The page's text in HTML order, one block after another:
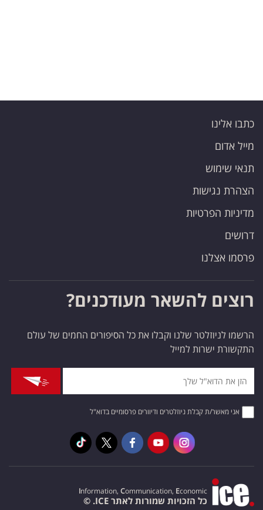
כתבו אלינו
מייל אדום
תנאי שימוש
הצהרת נגישות
מדיניות הפרטיות
דרושים
פרסמו אצלנו
רוצים להשאר מעודכנים?
הרשמו לניוזלטר שלנו וקבלו את כל הסיפורים החמים של עולם
התקשורת ישרות למייל
אני מאשר/ת קבלת ניוזלטרים ודיוורים פרסומיים בדוא"ל
Information, Communication, Economic
כל הזכויות שמורות לאתר ICE. ©